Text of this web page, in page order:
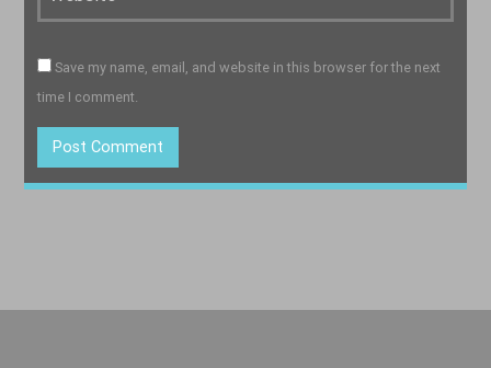
Save my name, email, and website in this browser for the next
time I comment.